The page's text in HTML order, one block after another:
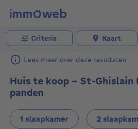
Criteria Kaart
Lees meer over deze resultaten
Huis te koop - St-Ghislain
panden
1 slaapkamer 2